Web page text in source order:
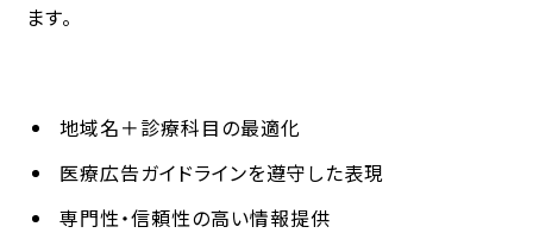
ます。
地域名＋診療科目の最適化
医療広告ガイドラインを遵守した表現
専門性・信頼性の高い情報提供